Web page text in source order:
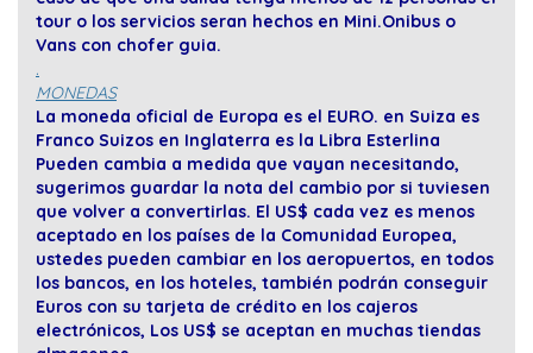
tour o los servicios seran hechos en Mini.Onibus o
Vans con chofer guia.
.
MONEDAS
La moneda oficial de Europa es el EURO. en Suiza es
Franco Suizos en Inglaterra es la Libra Esterlina
Pueden cambia a medida que vayan necesitando,
sugerimos guardar la nota del cambio por si tuviesen
que volver a convertirlas. El US$ cada vez es menos
aceptado en los países de la Comunidad Europea,
ustedes pueden cambiar en los aeropuertos, en todos
los bancos, en los hoteles, también podrán conseguir
Euros con su tarjeta de crédito en los cajeros
electrónicos, Los US$ se aceptan en muchas tiendas